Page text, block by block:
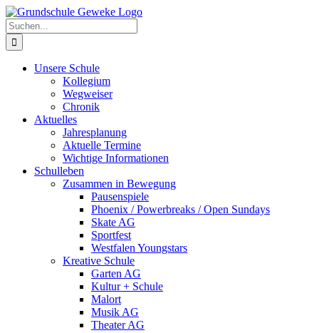
Zum
Inhalt
springen
Suche
nach:
Unsere Schule
Kollegium
Wegweiser
Chronik
Aktuelles
Jahresplanung
Aktuelle Termine
Wichtige Informationen
Schulleben
Zusammen in Bewegung
Pausenspiele
Phoenix / Powerbreaks / Open Sundays
Skate AG
Sportfest
Westfalen Youngstars
Kreative Schule
Garten AG
Kultur + Schule
Malort
Musik AG
Theater AG